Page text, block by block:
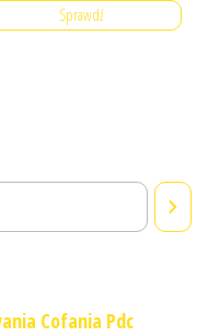
Sprawdź
Cofania Pdc